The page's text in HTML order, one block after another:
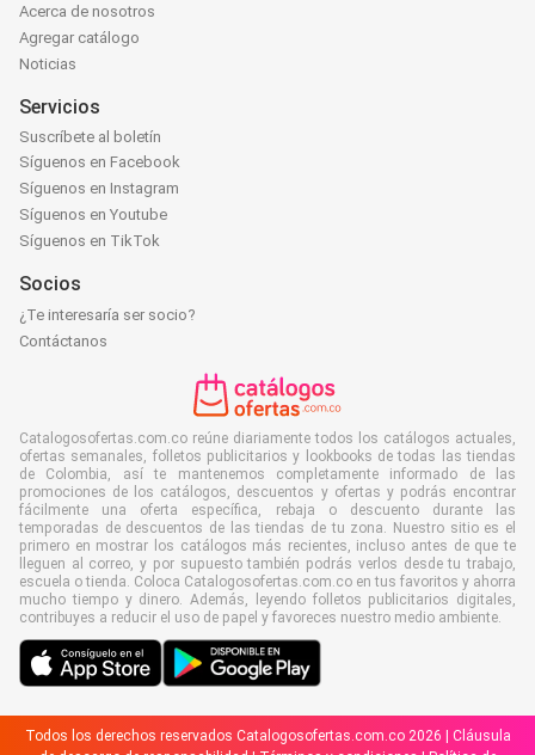
Acerca de nosotros
Agregar catálogo
Noticias
Servicios
Suscríbete al boletín
Síguenos en Facebook
Síguenos en Instagram
Síguenos en Youtube
Síguenos en TikTok
Socios
¿Te interesaría ser socio?
Contáctanos
Catalogosofertas.com.co reúne diariamente todos los catálogos actuales,
ofertas semanales, folletos publicitarios y lookbooks de todas las tiendas
de Colombia, así te mantenemos completamente informado de las
promociones de los catálogos, descuentos y ofertas y podrás encontrar
fácilmente una oferta específica, rebaja o descuento durante las
temporadas de descuentos de las tiendas de tu zona. Nuestro sitio es el
primero en mostrar los catálogos más recientes, incluso antes de que te
lleguen al correo, y por supuesto también podrás verlos desde tu trabajo,
escuela o tienda. Coloca Catalogosofertas.com.co en tus favoritos y ahorra
mucho tiempo y dinero. Además, leyendo folletos publicitarios digitales,
contribuyes a reducir el uso de papel y favoreces nuestro medio ambiente.
Todos los derechos reservados Catalogosofertas.com.co 2026 | Cláusula